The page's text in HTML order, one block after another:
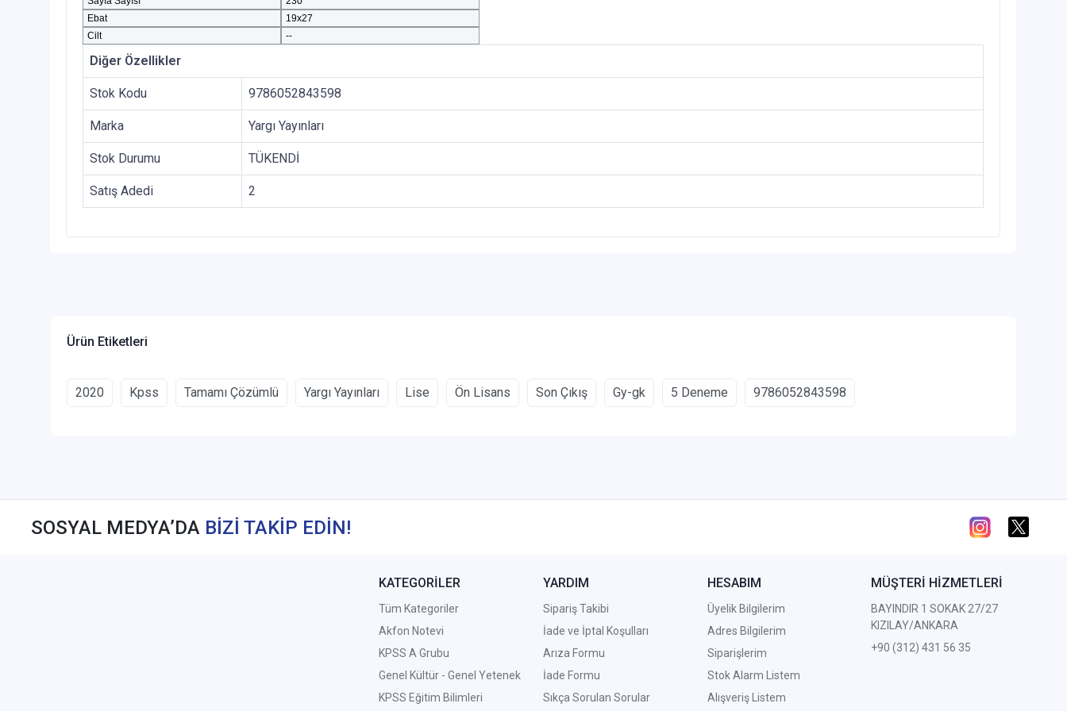
Ebat
19x27
Cilt
--
Diğer Özellikler
Stok Kodu 9786052843598
Marka Yargı Yayınları
Stok Durumu TÜKENDİ
Satış Adedi 2
Ürün Etiketleri
2020 Kpss Tamamı Çözümlü Yargı Yayınları Lise Ön Lisans Son Çıkış Gy-gk 5 Deneme 9786052843598
SOSYAL MEDYA’DA BİZİ TAKİP EDİN!
KATEGORİLER
Tüm Kategoriler
Akfon Notevi
KPSS A Grubu
Genel Kültür - Genel Yetenek
KPSS Eğitim Bilimleri
YARDIM
Sipariş Takibi
İade ve İptal Koşulları
Arıza Formu
İade Formu
Sıkça Sorulan Sorular
HESABIM
Üyelik Bilgilerim
Adres Bilgilerim
Siparişlerim
Stok Alarm Listem
Alışveriş Listem
MÜŞTERİ HİZMETLERİ
BAYINDIR 1 SOKAK 27/27
KIZILAY/ANKARA
+90 (312) 431 56 35